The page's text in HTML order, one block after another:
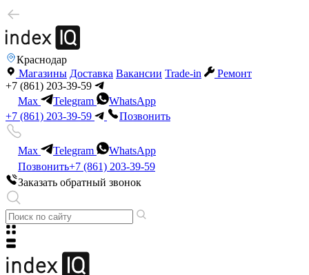
Краснодар
Магазины Доставка Вакансии Trade-in
Ремонт
+7 (861) 203-39-59
Max
Telegram
WhatsApp
+7 (861) 203-39-59
Позвонить
Max Telegram
WhatsApp
Позвонить+7 (861) 203-39-59
Заказать обратный звонок